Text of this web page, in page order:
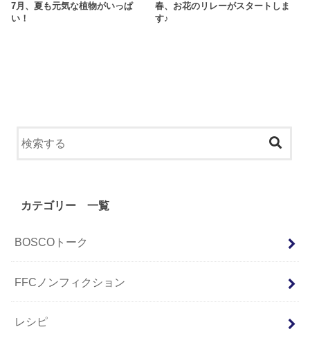
7月、夏も元気な植物がいっぱ
い！
春、お花のリレーがスタートしま
す♪
カテゴリー 一覧
BOSCOトーク
FFCノンフィクション
レシピ